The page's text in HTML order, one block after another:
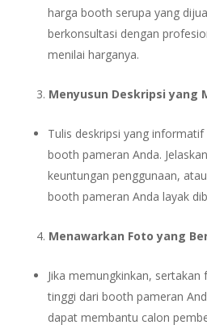
harga booth serupa yang
berkonsultasi dengan
menilai harganya.
Menyusun Deskripsi yang
Tulis deskripsi yang
booth pameran Anda.
keuntungan penggunaan,
booth pameran Anda layak
Menawarkan Foto yang
Jika memungkinkan,
tinggi dari booth pameran
dapat membantu calon